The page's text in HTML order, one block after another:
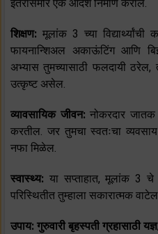
इतरांसमोर एक आदर्श निर्माण कराल.
शिक्षण: मूलांक 3 च्या विद्यार्थ्यांची
फायनान्शिअल अकाऊंटिंग आणि
अभ्यास तुमच्यासाठी फलदायी ठरेल,
उत्कृष्ट असेल.
व्यावसायिक जीवन:नोकरदार जातक
करतील. जर तुमचा स्वतःचा
नफा मिळेल.
स्वास्थ्य: या सप्ताहात, मूलांक 3
परिस्थितीत तुम्हाला सकारात्मक
उपाय: गुरुवारी बृहस्पती ग्रहासाठी